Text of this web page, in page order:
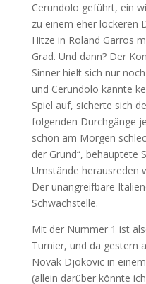
Cerundolo geführt, ein
zu einem eher lockeren
Hitze in Roland Garros
Grad. Und dann? Der
Sinner hielt sich nur
und Cerundolo kannte
Spiel auf, sicherte sich
folgenden Durchgänge
schon am Morgen
der Grund“, behauptete
Umstände herausreden
Der unangreifbare
Schwachstelle.
Mit der Nummer 1 ist
Turnier, und da gestern
Novak Djokovic in
(allein darüber könnte